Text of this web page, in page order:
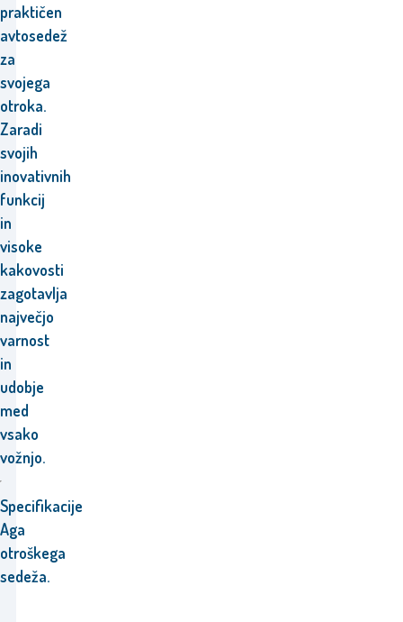
praktičen
avtosedež
za
svojega
otroka.
Zaradi
svojih
inovativnih
funkcij
in
visoke
kakovosti
zagotavlja
največjo
varnost
in
udobje
med
vsako
vožnjo.
Specifikacije
Aga
otroškega
sedeža.